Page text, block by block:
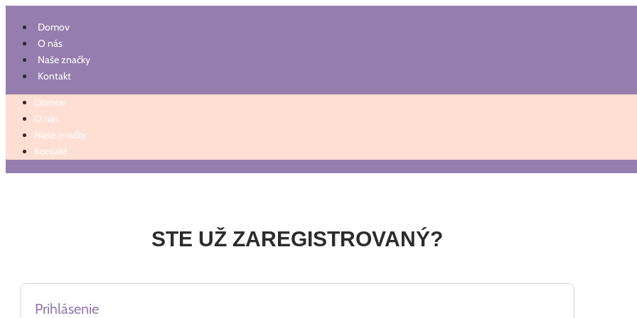
Preskočiť
obsah
Domov
O nás
Naše značky
Kontakt
Domov
O nás
Naše značky
Kontakt
STE UŽ ZAREGISTROVANÝ?
Prihlásenie